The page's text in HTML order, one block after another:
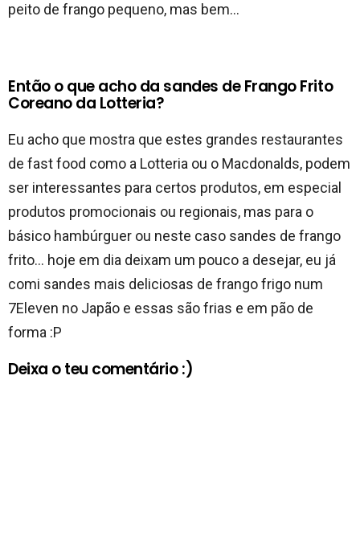
peito de frango pequeno, mas bem…
Então o que acho da sandes de Frango Frito
Coreano da Lotteria?
Eu acho que mostra que estes grandes restaurantes
de fast food como a Lotteria ou o Macdonalds, podem
ser interessantes para certos produtos, em especial
produtos promocionais ou regionais, mas para o
básico hambúrguer ou neste caso sandes de frango
frito… hoje em dia deixam um pouco a desejar, eu já
comi sandes mais deliciosas de frango frigo num
7Eleven no Japão e essas são frias e em pão de
forma :P
Deixa o teu comentário :)